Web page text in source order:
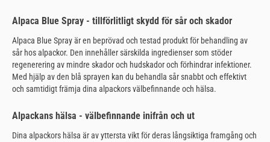
Alpaca Blue Spray - tillförlitligt skydd för sår och skador
Alpaca Blue Spray är en beprövad och testad produkt för behandling av
sår hos alpackor. Den innehåller särskilda ingredienser som stöder
regenerering av mindre skador och hudskador och förhindrar infektioner.
Med hjälp av den blå sprayen kan du behandla sår snabbt och effektivt
och samtidigt främja dina alpackors välbefinnande och hälsa.
Alpackans hälsa - välbefinnande inifrån och ut
Dina alpackors hälsa är av yttersta vikt för deras långsiktiga framgång och